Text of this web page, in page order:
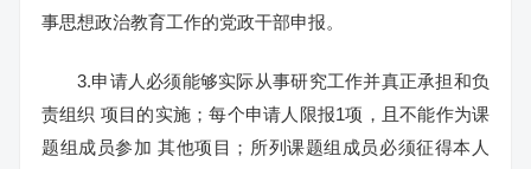
事思想政治教育工作的党政干部申报。
3.申请人必须能够实际从事研究工作并真正承担和负
责组织 项目的实施；每个申请人限报1项，且不能作为课
题组成员参加 其他项目；所列课题组成员必须征得本人